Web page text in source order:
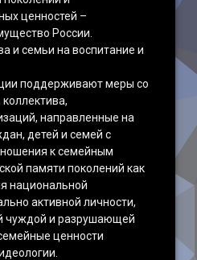
ценностей –
России.
и семьи на воспитание и
поддерживают меры со
направленные на
детей и семей с
к семейным
памяти поколений как
национальной
активной личности,
чуждой и разрушающей
ценности